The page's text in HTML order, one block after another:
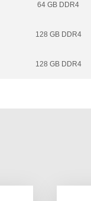
64 GB DDR4
128 GB DDR4
128 GB DDR4